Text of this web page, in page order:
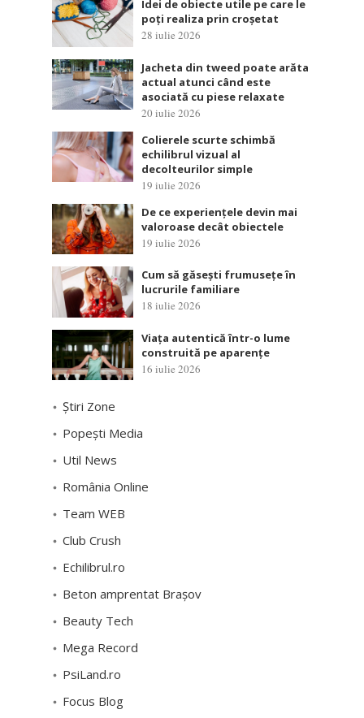
Idei de obiecte utile pe care le
poți realiza prin croșetat
28 iulie 2026
Jacheta din tweed poate arăta
actual atunci când este
asociată cu piese relaxate
20 iulie 2026
Colierele scurte schimbă
echilibrul vizual al
decolteurilor simple
19 iulie 2026
De ce experiențele devin mai
valoroase decât obiectele
19 iulie 2026
Cum să găsești frumusețe în
lucrurile familiare
18 iulie 2026
Viața autentică într-o lume
construită pe aparențe
16 iulie 2026
Știri Zone
Popești Media
Util News
România Online
Team WEB
Club Crush
Echilibrul.ro
Beton amprentat Brașov
Beauty Tech
Mega Record
PsiLand.ro
Focus Blog